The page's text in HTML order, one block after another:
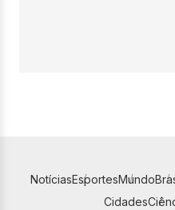
NotíciasEsportesMundo
Cidades